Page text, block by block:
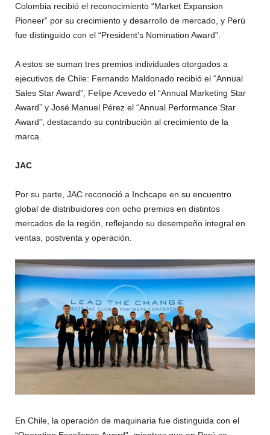
Colombia recibió el reconocimiento “Market Expansion
Pioneer” por su crecimiento y desarrollo de mercado, y Perú
fue distinguido con el “President’s Nomination Award”.
A estos se suman tres premios individuales otorgados a
ejecutivos de Chile: Fernando Maldonado recibió el “Annual
Sales Star Award”, Felipe Acevedo el “Annual Marketing Star
Award” y José Manuel Pérez el “Annual Performance Star
Award”, destacando su contribución al crecimiento de la
marca.
JAC
Por su parte, JAC reconoció a Inchcape en su encuentro
global de distribuidores con ocho premios en distintos
mercados de la región, reflejando su desempeño integral en
ventas, postventa y operación.
En Chile, la operación de maquinaria fue distinguida con el